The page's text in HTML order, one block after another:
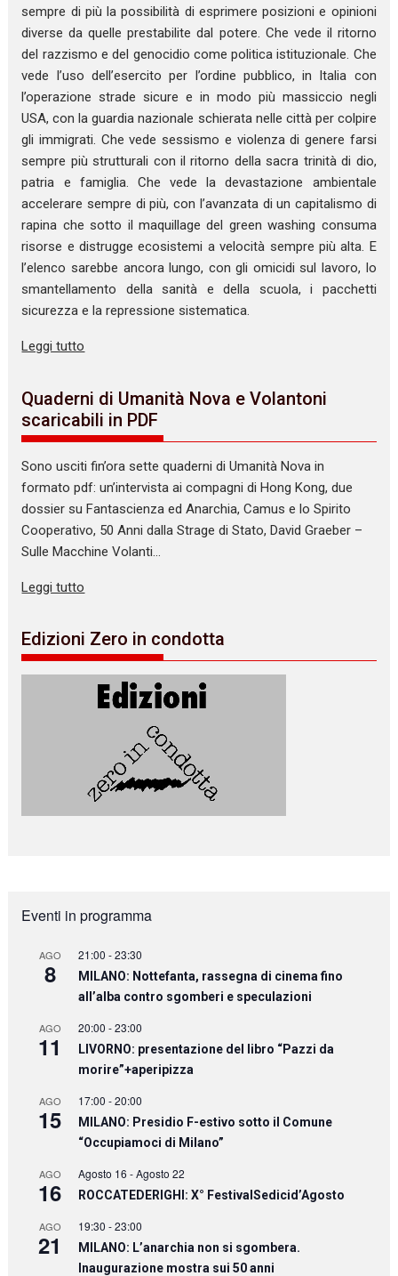
sempre di più la possibilità di esprimere posizioni e opinioni
diverse da quelle prestabilite dal potere. Che vede il ritorno
del razzismo e del genocidio come politica istituzionale. Che
vede l’uso dell’esercito per l’ordine pubblico, in Italia con
l’operazione strade sicure e in modo più massiccio negli
USA, con la guardia nazionale schierata nelle città per colpire
gli immigrati. Che vede sessismo e violenza di genere farsi
sempre più strutturali con il ritorno della sacra trinità di dio,
patria e famiglia. Che vede la devastazione ambientale
accelerare sempre di più, con l’avanzata di un capitalismo di
rapina che sotto il maquillage del green washing consuma
risorse e distrugge ecosistemi a velocità sempre più alta. E
l’elenco sarebbe ancora lungo, con gli omicidi sul lavoro, lo
smantellamento della sanità e della scuola, i pacchetti
sicurezza e la repressione sistematica.
Leggi tutto
Quaderni di Umanità Nova e Volantoni
scaricabili in PDF
Sono usciti fin’ora sette quaderni di Umanità Nova in
formato pdf: un’intervista ai compagni di Hong Kong, due
dossier su Fantascienza ed Anarchia, Camus e lo Spirito
Cooperativo, 50 Anni dalla Strage di Stato, David Graeber –
Sulle Macchine Volanti…
Leggi tutto
Edizioni Zero in condotta
Eventi in programma
AGO
8
21:00 -23:30
MILANO: Nottefanta, rassegna di cinema fino
all’alba contro sgomberi e speculazioni
AGO
11
20:00 -23:00
LIVORNO: presentazione del libro “Pazzi da
morire”+aperipizza
AGO
15
17:00 -20:00
MILANO: Presidio F-estivo sotto il Comune
“Occupiamoci di Milano”
AGO
16
Agosto 16 -Agosto 22
ROCCATEDERIGHI: X° FestivalSedicid’Agosto
AGO
21
19:30 -23:00
MILANO: L’anarchia non si sgombera.
Inaugurazione mostra sui 50 anni